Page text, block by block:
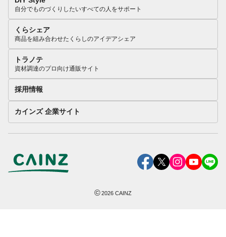
自分でものづくりしたいすべての人をサポート
くらシェア
商品を組み合わせたくらしのアイデアシェア
トラノテ
資材調達のプロ向け通販サイト
採用情報
カインズ 企業サイト
©2026 CAINZ